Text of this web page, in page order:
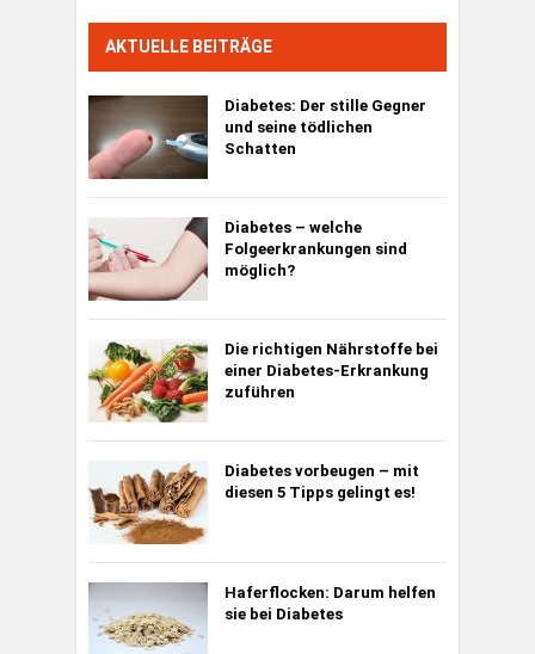
AKTUELLE BEITRÄGE
Diabetes: Der stille Gegner
und seine tödlichen
Schatten
Diabetes – welche
Folgeerkrankungen sind
möglich?
Die richtigen Nährstoffe bei
einer Diabetes-Erkrankung
zuführen
Diabetes vorbeugen – mit
diesen 5 Tipps gelingt es!
Haferflocken: Darum helfen
sie bei Diabetes